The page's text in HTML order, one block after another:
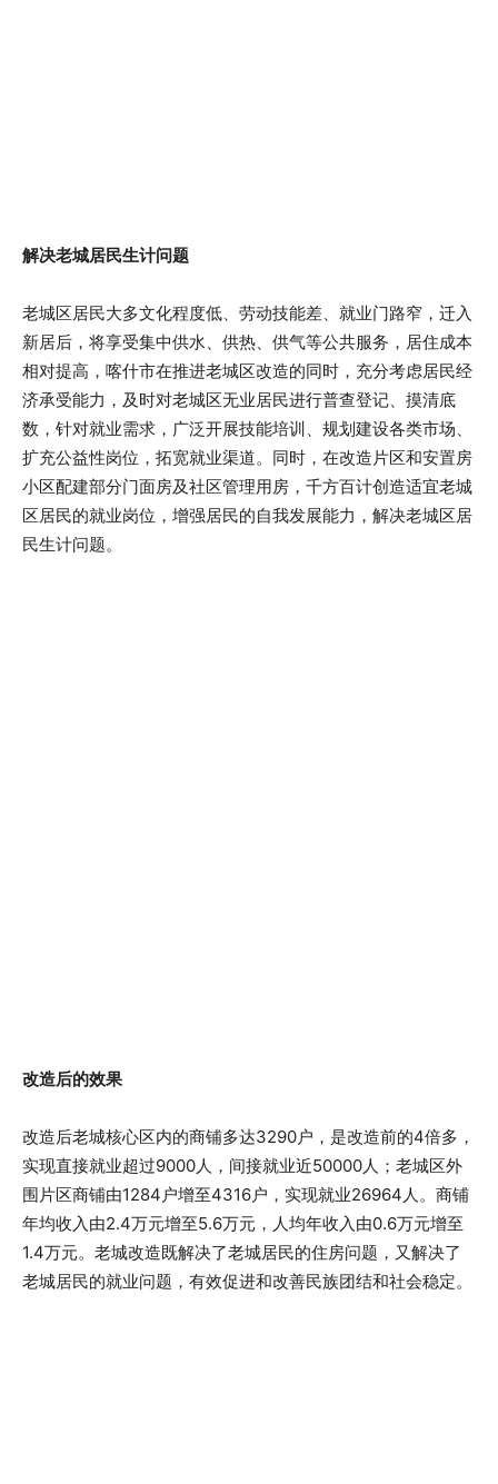
解决老城居民生计问题
老城区居民大多文化程度低、劳动技能差、就业门路窄，迁入
新居后，将享受集中供水、供热、供气等公共服务，居住成本
相对提高，喀什市在推进老城区改造的同时，充分考虑居民经
济承受能力，及时对老城区无业居民进行普查登记、摸清底
数，针对就业需求，广泛开展技能培训、规划建设各类市场、
扩充公益性岗位，拓宽就业渠道。同时，在改造片区和安置房
小区配建部分门面房及社区管理用房，千方百计创造适宜老城
区居民的就业岗位，增强居民的自我发展能力，解决老城区居
民生计问题。
改造后的效果
改造后老城核心区内的商铺多达3290户，是改造前的4倍多，
实现直接就业超过9000人，间接就业近50000人；老城区外
围片区商铺由1284户增至4316户，实现就业26964人。商铺
年均收入由2.4万元增至5.6万元，人均年收入由0.6万元增至
1.4万元。老城改造既解决了老城居民的住房问题，又解决了
老城居民的就业问题，有效促进和改善民族团结和社会稳定。